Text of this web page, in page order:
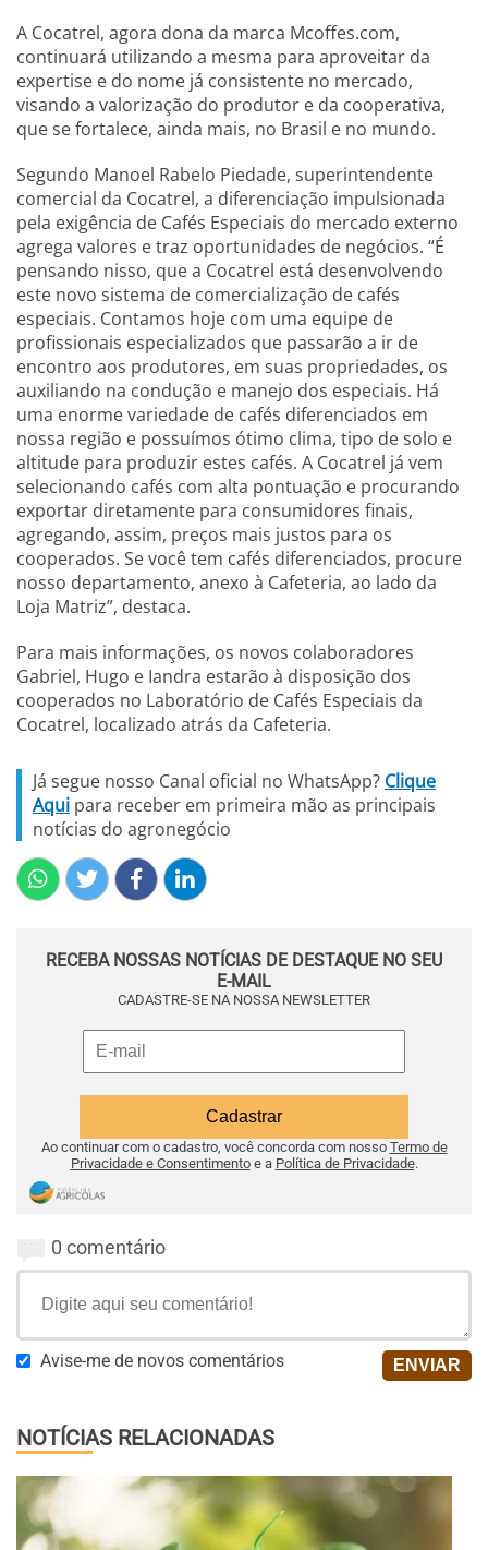
A Cocatrel, agora dona da marca Mcoffes.com,
continuará utilizando a mesma para aproveitar da
expertise e do nome já consistente no mercado,
visando a valorização do produtor e da cooperativa,
que se fortalece, ainda mais, no Brasil e no mundo.
Segundo Manoel Rabelo Piedade, superintendente
comercial da Cocatrel, a diferenciação impulsionada
pela exigência de Cafés Especiais do mercado externo
agrega valores e traz oportunidades de negócios. “É
pensando nisso, que a Cocatrel está desenvolvendo
este novo sistema de comercialização de cafés
especiais. Contamos hoje com uma equipe de
profissionais especializados que passarão a ir de
encontro aos produtores, em suas propriedades, os
auxiliando na condução e manejo dos especiais. Há
uma enorme variedade de cafés diferenciados em
nossa região e possuímos ótimo clima, tipo de solo e
altitude para produzir estes cafés. A Cocatrel já vem
selecionando cafés com alta pontuação e procurando
exportar diretamente para consumidores finais,
agregando, assim, preços mais justos para os
cooperados. Se você tem cafés diferenciados, procure
nosso departamento, anexo à Cafeteria, ao lado da
Loja Matriz”, destaca.
Para mais informações, os novos colaboradores
Gabriel, Hugo e Iandra estarão à disposição dos
cooperados no Laboratório de Cafés Especiais da
Cocatrel, localizado atrás da Cafeteria.
Já segue nosso Canal oficial no WhatsApp? Clique
Aqui para receber em primeira mão as principais
notícias do agronegócio
RECEBA NOSSAS NOTÍCIAS DE DESTAQUE NO SEU
E-MAIL
CADASTRE-SE NA NOSSA NEWSLETTER
Ao continuar com o cadastro, você concorda com nosso Termo de
Privacidade e Consentimentoe a Política de Privacidade.
0 comentário
Avise-me de novos comentários
NOTÍCIAS RELACIONADAS